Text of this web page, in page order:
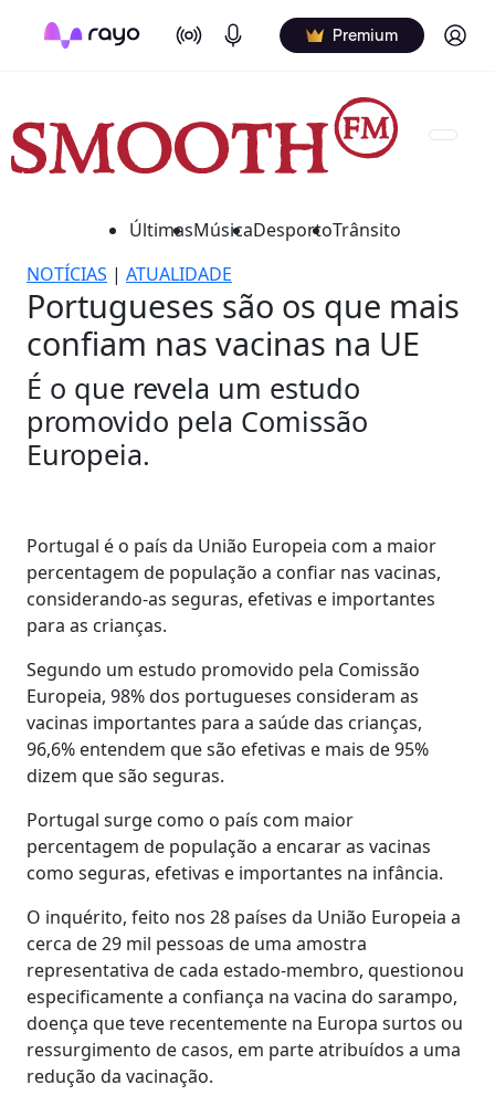
On Air Podcasts Premium Log in
ÚltimasMúsicaDesportoTrânsito
NOTÍCIAS | ATUALIDADE
Portugueses são os que mais
confiam nas vacinas na UE
É o que revela um estudo
promovido pela Comissão
Europeia.
Portugal é o país da União Europeia com a maior
percentagem de população a confiar nas vacinas,
considerando-as seguras, efetivas e importantes
para as crianças.
Segundo um estudo promovido pela Comissão
Europeia, 98% dos portugueses consideram as
vacinas importantes para a saúde das crianças,
96,6% entendem que são efetivas e mais de 95%
dizem que são seguras.
Portugal surge como o país com maior
percentagem de população a encarar as vacinas
como seguras, efetivas e importantes na infância.
O inquérito, feito nos 28 países da União Europeia a
cerca de 29 mil pessoas de uma amostra
representativa de cada estado-membro, questionou
especificamente a confiança na vacina do sarampo,
doença que teve recentemente na Europa surtos ou
ressurgimento de casos, em parte atribuídos a uma
redução da vacinação.